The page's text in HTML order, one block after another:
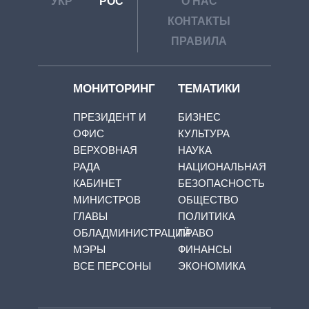
КОНТАКТЫ
ПРАВИЛА
МОНИТОРИНГ
ПРЕЗИДЕНТ И
ОФИС
ВЕРХОВНАЯ
РАДА
КАБИНЕТ
МИНИСТРОВ
ГЛАВЫ
ОБЛАДМИНИСТРАЦИЙ
МЭРЫ
ВСЕ ПЕРСОНЫ
ТЕМАТИКИ
БИЗНЕС
КУЛЬТУРА
НАУКА
НАЦИОНАЛЬНАЯ
БЕЗОПАСНОСТЬ
ОБЩЕСТВО
ПОЛИТИКА
ПРАВО
ФИНАНСЫ
ЭКОНОМИКА